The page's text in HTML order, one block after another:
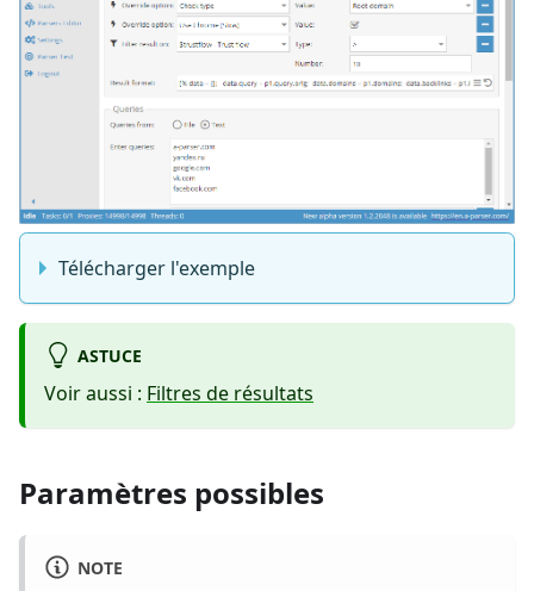
Télécharger l'exemple
ASTUCE
Voir aussi : Filtres de résultats
Paramètres possibles
NOTE